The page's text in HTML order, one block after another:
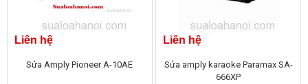
Liên hệ
Sửa Amply Pioneer A-10AE
Liên hệ
Sửa amply karaoke Paramax SA-
666XP